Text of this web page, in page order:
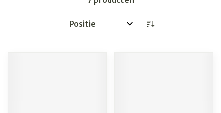
Sorteer op: